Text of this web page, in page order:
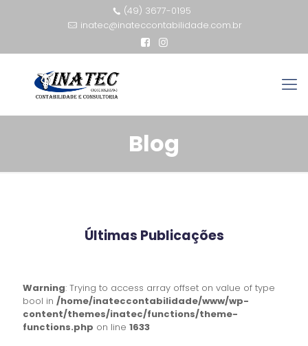
(49) 3677-0195
inatec@inateccontabilidade.com.br
Blog
Últimas Publicações
Warning: Trying to access array offset on value of type
bool in /home/inateccontabilidade/www/wp-
content/themes/inatec/functions/theme-
functions.php on line 1633